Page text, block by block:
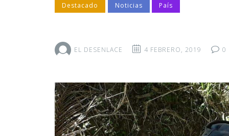
Destacado Noticias País
EL DESENLACE 4 FEBRERO, 2019 0